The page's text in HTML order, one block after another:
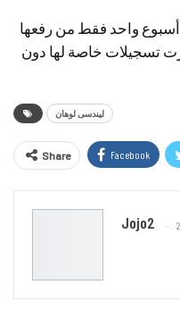
واحد فقط من رفعها
تسجيلات خاصة لها دون
ليندسى لوهان
Share Facebook
Jojo2